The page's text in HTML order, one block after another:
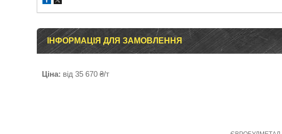
ІНФОРМАЦІЯ ДЛЯ ЗАМОВЛЕННЯ
Ціна: від 35 670 ₴/т